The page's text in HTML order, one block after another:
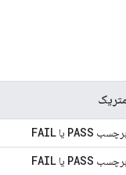
متریک
برچسب PASS یا FAIL
برچسب PASS یا FAIL